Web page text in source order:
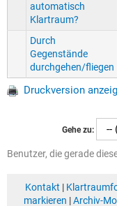
automatisch
Klartraum?
Durch
Gegenstände
durchgehen/fliegen
Druckversion
Gehe zu:
Benutzer, die gerade
Kontakt |
markieren |Archiv-